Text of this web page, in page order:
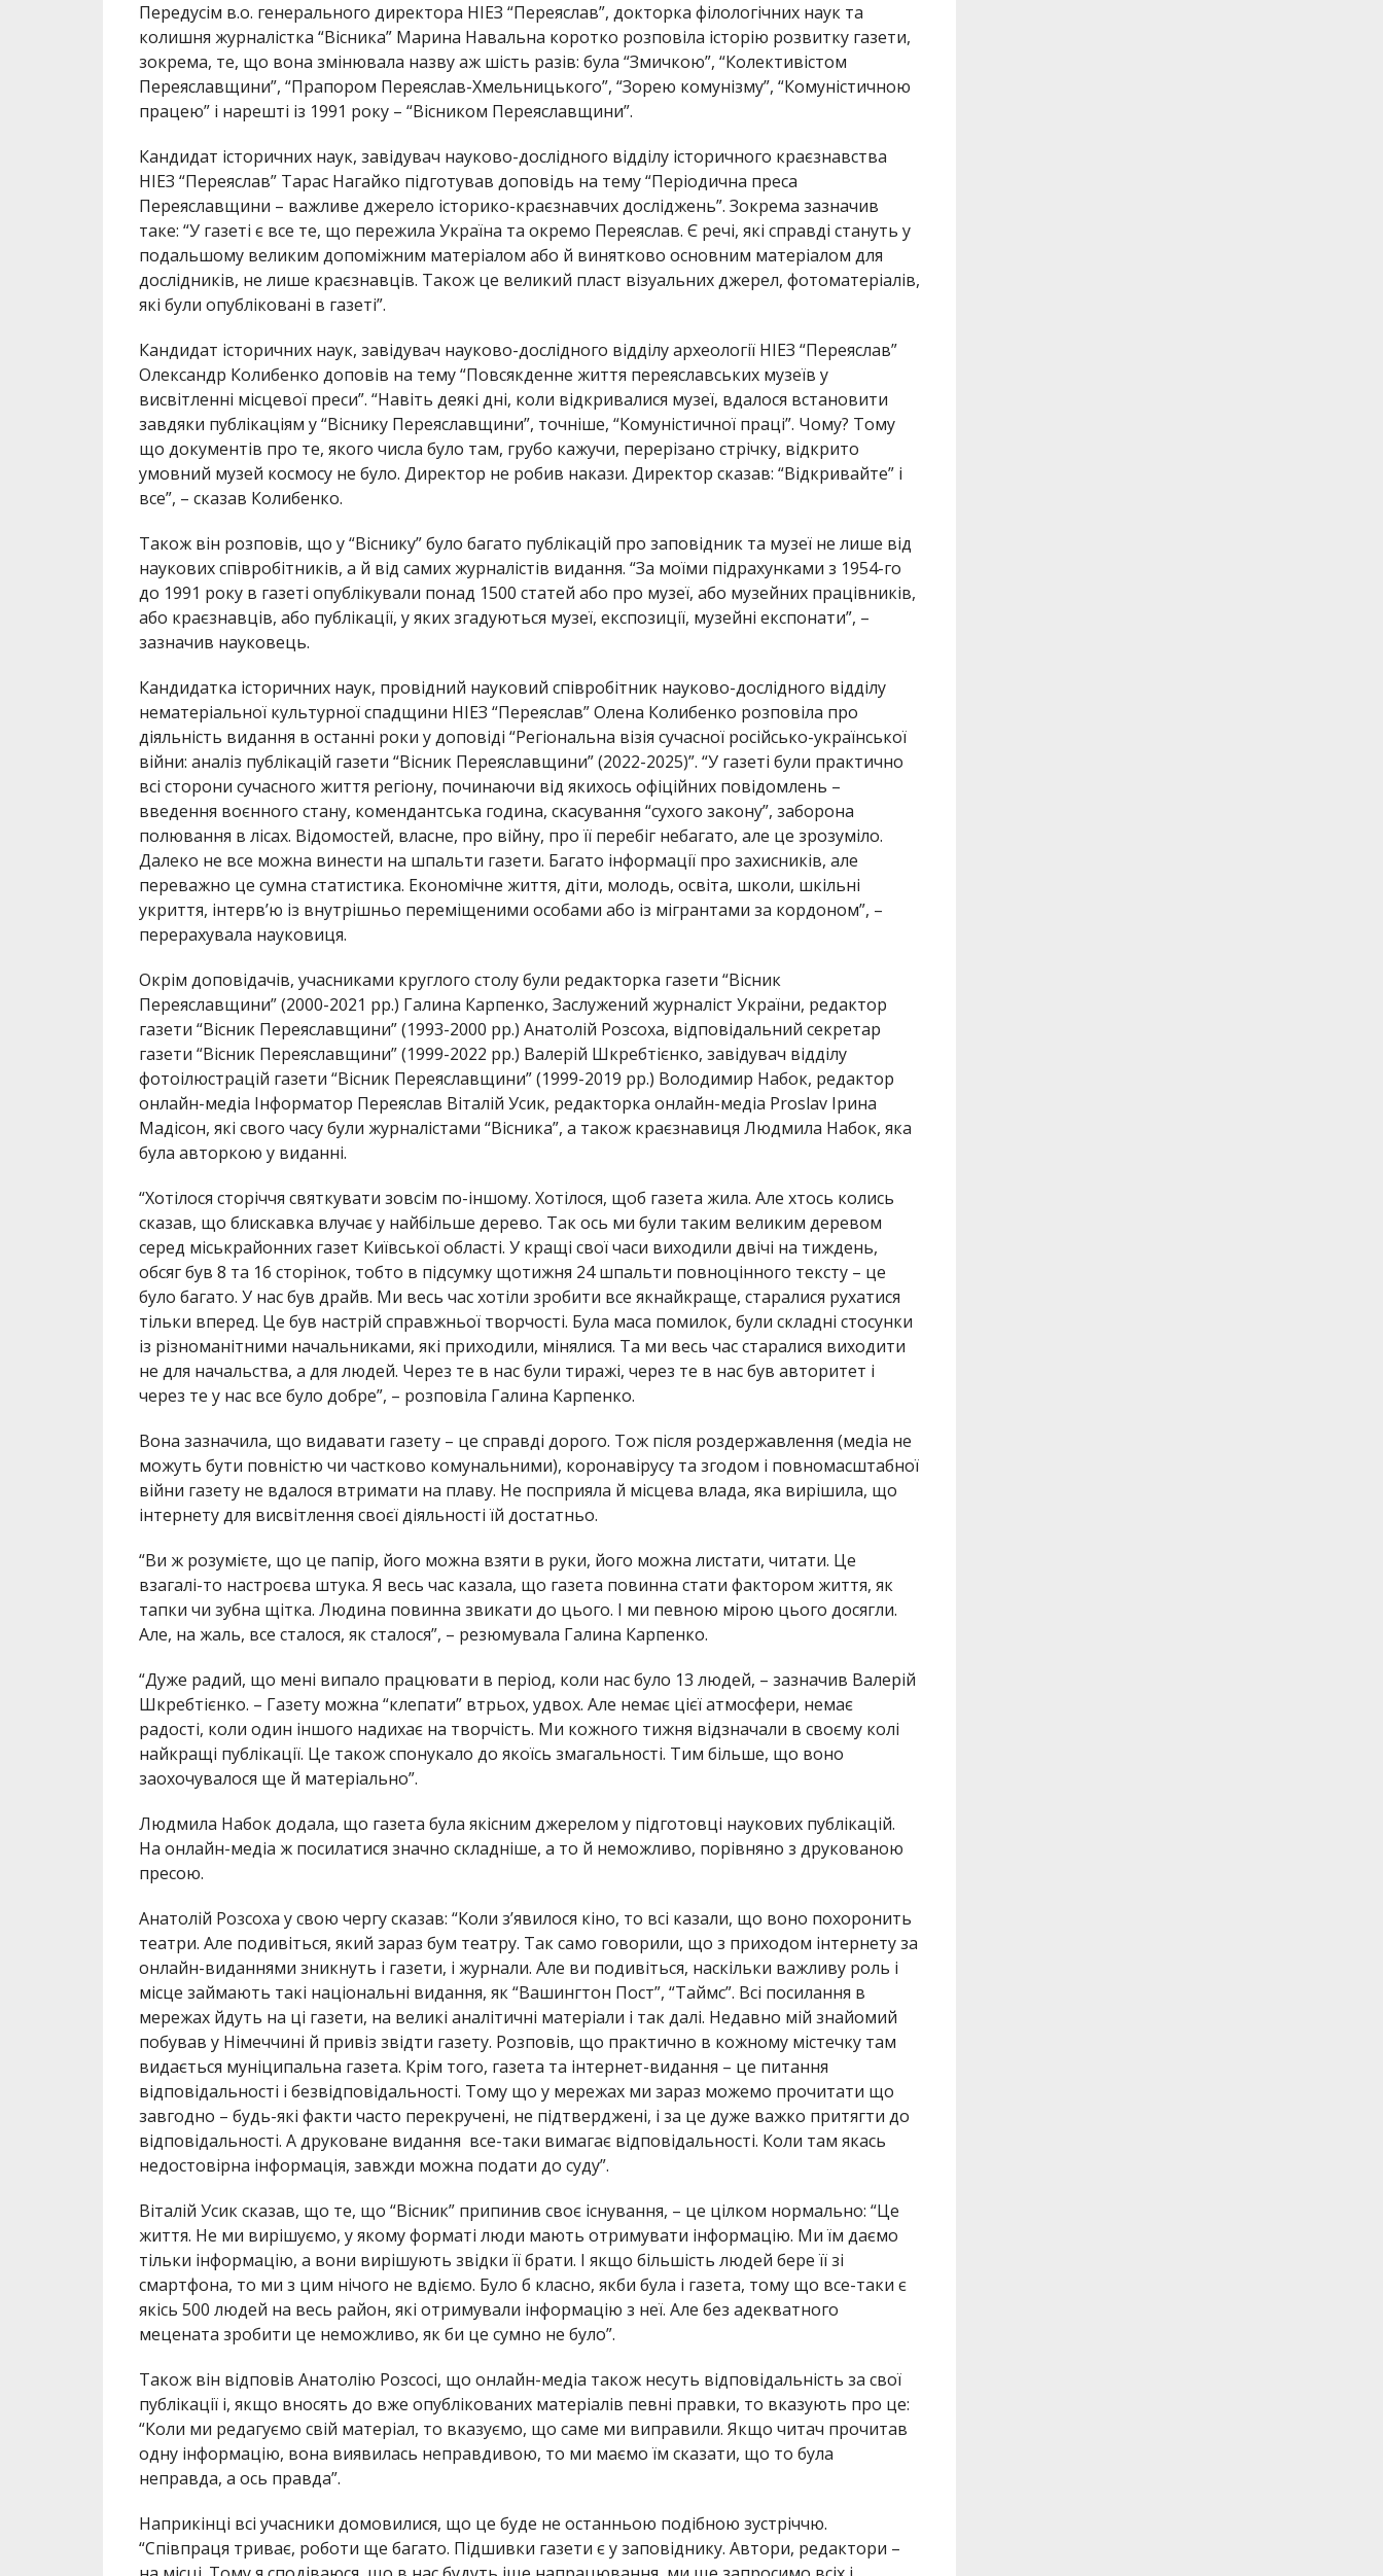
Передусім в.о. генерального директора НІЕЗ “Переяслав”, докторка філологічних наук та
колишня журналістка “Вісника” Марина Навальна коротко розповіла історію розвитку газети,
зокрема, те, що вона змінювала назву аж шість разів: була “Змичкою”, “Колективістом
Переяславщини”, “Прапором Переяслав-Хмельницького”, “Зорею комунізму”, “Комуністичною
працею” і нарешті із 1991 року – “Вісником Переяславщини”.
Кандидат історичних наук, завідувач науково-дослідного відділу історичного краєзнавства
НІЕЗ “Переяслав” Тарас Нагайко підготував доповідь на тему “Періодична преса
Переяславщини – важливе джерело історико-краєзнавчих досліджень”. Зокрема зазначив
таке: “У газеті є все те, що пережила Україна та окремо Переяслав. Є речі, які справді стануть у
подальшому великим допоміжним матеріалом або й винятково основним матеріалом для
дослідників, не лише краєзнавців. Також це великий пласт візуальних джерел, фотоматеріалів,
які були опубліковані в газеті”.
Кандидат історичних наук, завідувач науково-дослідного відділу археології НІЕЗ “Переяслав”
Олександр Колибенко доповів на тему “Повсякденне життя переяславських музеїв у
висвітленні місцевої преси”. “Навіть деякі дні, коли відкривалися музеї, вдалося встановити
завдяки публікаціям у “Віснику Переяславщини”, точніше, “Комуністичної праці”. Чому? Тому
що документів про те, якого числа було там, грубо кажучи, перерізано стрічку, відкрито
умовний музей космосу не було. Директор не робив накази. Директор сказав: “Відкривайте” і
все”, – сказав Колибенко.
Також він розповів, що у “Віснику” було багато публікацій про заповідник та музеї не лише від
наукових співробітників, а й від самих журналістів видання. “За моїми підрахунками з 1954-го
до 1991 року в газеті опублікували понад 1500 статей або про музеї, або музейних працівників,
або краєзнавців, або публікації, у яких згадуються музеї, експозиції, музейні експонати”, –
зазначив науковець.
Кандидатка історичних наук, провідний науковий співробітник науково-дослідного відділу
нематеріальної культурної спадщини НІЕЗ “Переяслав” Олена Колибенко розповіла про
діяльність видання в останні роки у доповіді “Регіональна візія сучасної російсько-української
війни: аналіз публікацій газети “Вісник Переяславщини” (2022-2025)”. “У газеті були практично
всі сторони сучасного життя регіону, починаючи від якихось офіційних повідомлень –
введення воєнного стану, комендантська година, скасування “сухого закону”, заборона
полювання в лісах. Відомостей, власне, про війну, про її перебіг небагато, але це зрозуміло.
Далеко не все можна винести на шпальти газети. Багато інформації про захисників, але
переважно це сумна статистика. Економічне життя, діти, молодь, освіта, школи, шкільні
укриття, інтерв’ю із внутрішньо переміщеними особами або із мігрантами за кордоном”, –
перерахувала науковиця.
Окрім доповідачів, учасниками круглого столу були редакторка газети “Вісник
Переяславщини” (2000-2021 рр.) Галина Карпенко, Заслужений журналіст України, редактор
газети “Вісник Переяславщини” (1993-2000 рр.) Анатолій Розсоха, відповідальний секретар
газети “Вісник Переяславщини” (1999-2022 рр.) Валерій Шкребтієнко, завідувач відділу
фотоілюстрацій газети “Вісник Переяславщини” (1999-2019 рр.) Володимир Набок, редактор
онлайн-медіа Інформатор Переяслав Віталій Усик, редакторка онлайн-медіа Proslav Ірина
Мадісон, які свого часу були журналістами “Вісника”, а також краєзнавиця Людмила Набок, яка
була авторкою у виданні.
“Хотілося сторіччя святкувати зовсім по-іншому. Хотілося, щоб газета жила. Але хтось колись
сказав, що блискавка влучає у найбільше дерево. Так ось ми були таким великим деревом
серед міськрайонних газет Київської області. У кращі свої часи виходили двічі на тиждень,
обсяг був 8 та 16 сторінок, тобто в підсумку щотижня 24 шпальти повноцінного тексту – це
було багато. У нас був драйв. Ми весь час хотіли зробити все якнайкраще, старалися рухатися
тільки вперед. Це був настрій справжньої творчості. Була маса помилок, були складні стосунки
із різноманітними начальниками, які приходили, мінялися. Та ми весь час старалися виходити
не для начальства, а для людей. Через те в нас були тиражі, через те в нас був авторитет і
через те у нас все було добре”, – розповіла Галина Карпенко.
Вона зазначила, що видавати газету – це справді дорого. Тож після роздержавлення (медіа не
можуть бути повністю чи частково комунальними), коронавірусу та згодом і повномасштабної
війни газету не вдалося втримати на плаву. Не посприяла й місцева влада, яка вирішила, що
інтернету для висвітлення своєї діяльності їй достатньо.
“Ви ж розумієте, що це папір, його можна взяти в руки, його можна листати, читати. Це
взагалі-то настроєва штука. Я весь час казала, що газета повинна стати фактором життя, як
тапки чи зубна щітка. Людина повинна звикати до цього. І ми певною мірою цього досягли.
Але, на жаль, все сталося, як сталося”, – резюмувала Галина Карпенко.
“Дуже радий, що мені випало працювати в період, коли нас було 13 людей, – зазначив Валерій
Шкребтієнко. – Газету можна “клепати” втрьох, удвох. Але немає цієї атмосфери, немає
радості, коли один іншого надихає на творчість. Ми кожного тижня відзначали в своєму колі
найкращі публікації. Це також спонукало до якоїсь змагальності. Тим більше, що воно
заохочувалося ще й матеріально”.
Людмила Набок додала, що газета була якісним джерелом у підготовці наукових публікацій.
На онлайн-медіа ж посилатися значно складніше, а то й неможливо, порівняно з друкованою
пресою.
Анатолій Розсоха у свою чергу сказав: “Коли з’явилося кіно, то всі казали, що воно похоронить
театри. Але подивіться, який зараз бум театру. Так само говорили, що з приходом інтернету за
онлайн-виданнями зникнуть і газети, і журнали. Але ви подивіться, наскільки важливу роль і
місце займають такі національні видання, як “Вашингтон Пост”, “Таймс”. Всі посилання в
мережах йдуть на ці газети, на великі аналітичні матеріали і так далі. Недавно мій знайомий
побував у Німеччині й привіз звідти газету. Розповів, що практично в кожному містечку там
видається муніципальна газета. Крім того, газета та інтернет-видання – це питання
відповідальності і безвідповідальності. Тому що у мережах ми зараз можемо прочитати що
завгодно – будь-які факти часто перекручені, не підтверджені, і за це дуже важко притягти до
відповідальності. А друковане видання все-таки вимагає відповідальності. Коли там якась
недостовірна інформація, завжди можна подати до суду”.
Віталій Усик сказав, що те, що “Вісник” припинив своє існування, – це цілком нормально: “Це
життя. Не ми вирішуємо, у якому форматі люди мають отримувати інформацію. Ми їм даємо
тільки інформацію, а вони вирішують звідки її брати. І якщо більшість людей бере її зі
смартфона, то ми з цим нічого не вдіємо. Було б класно, якби була і газета, тому що все-таки є
якісь 500 людей на весь район, які отримували інформацію з неї. Але без адекватного
мецената зробити це неможливо, як би це сумно не було”.
Також він відповів Анатолію Розсосі, що онлайн-медіа також несуть відповідальність за свої
публікації і, якщо вносять до вже опублікованих матеріалів певні правки, то вказують про це:
“Коли ми редагуємо свій матеріал, то вказуємо, що саме ми виправили. Якщо читач прочитав
одну інформацію, вона виявилась неправдивою, то ми маємо їм сказати, що то була
неправда, а ось правда”.
Наприкінці всі учасники домовилися, що це буде не останньою подібною зустріччю.
“Співпраця триває, роботи ще багато. Підшивки газети є у заповіднику. Автори, редактори –